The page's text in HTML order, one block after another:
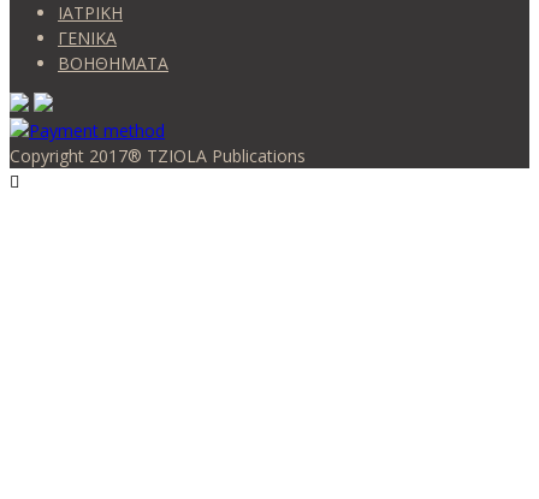
ΙΑΤΡΙΚΗ
ΓΕΝΙΚΑ
ΒΟΗΘΗΜΑΤΑ
Copyright 2017® TZIOLA Publications